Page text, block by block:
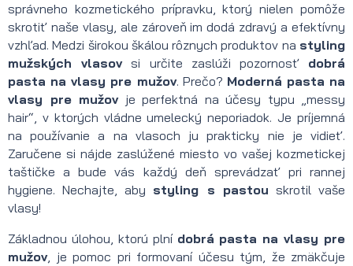
správneho kozmetického prípravku, ktorý nielen pomôže
skrotiť naše vlasy, ale zároveň im dodá zdravý a efektívny
vzhľad. Medzi širokou škálou rôznych produktov na styling
mužských vlasovsi určite zaslúži pozornosť dobrá
pasta na vlasy pre mužov. Prečo? Moderná pasta na
vlasy pre mužovje perfektná na účesy typu „messy
hair“, v ktorých vládne umelecký neporiadok. Je príjemná
na používanie a na vlasoch ju prakticky nie je vidieť.
Zaručene si nájde zaslúžené miesto vo vašej kozmetickej
taštičke a bude vás každý deň sprevádzať pri rannej
hygiene. Nechajte, aby styling s pastou skrotil vaše
vlasy!
Základnou úlohou, ktorú plní dobrá pasta na vlasy pre
mužov, je pomoc pri formovaní účesu tým, že zmäkčuje